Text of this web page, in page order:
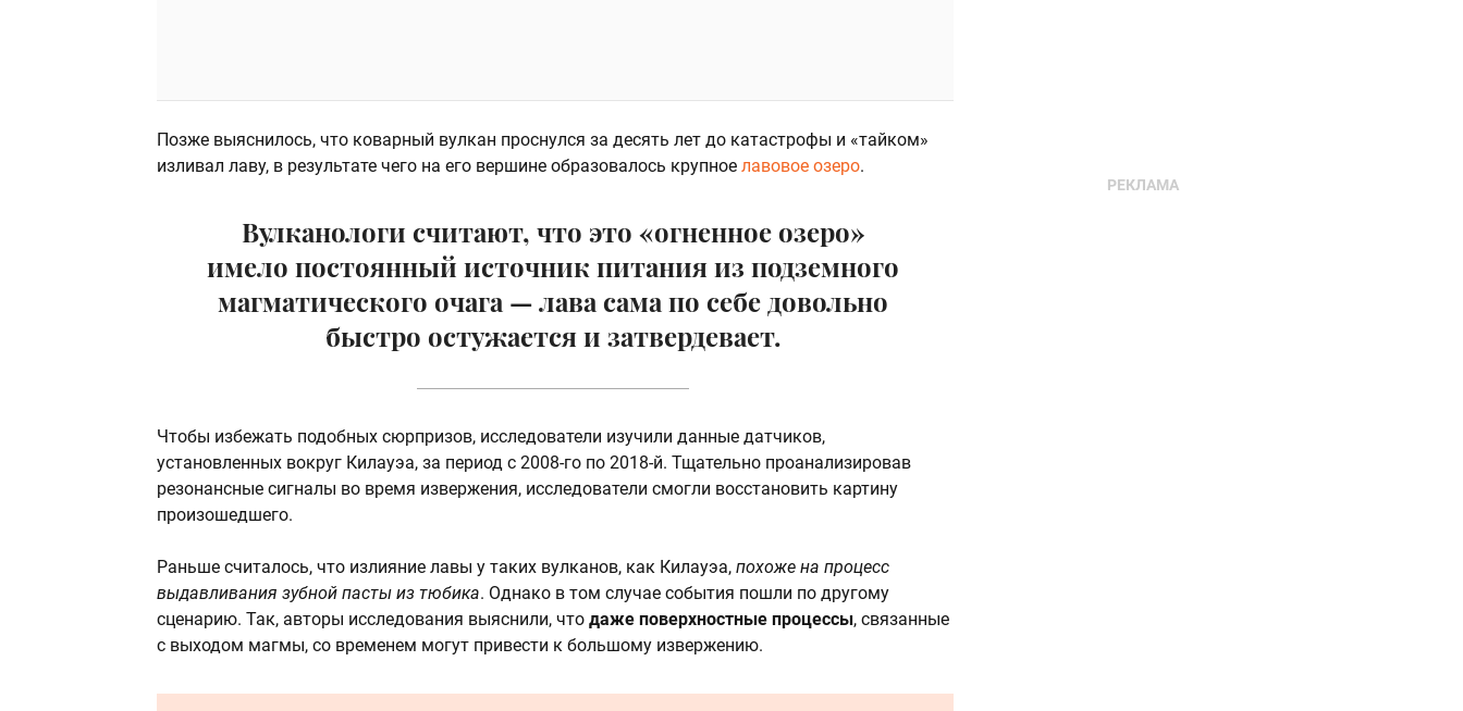
Позже выяснилось, что коварный вулкан проснулся за десять лет до катастрофы и «тайком»
изливал лаву, в результате чего на его вершине образовалось крупное лавовое озеро.
Вулканологи считают, что это «огненное озеро»
имело постоянный источник питания из подземного
магматического очага — лава сама по себе довольно
быстро остужается и затвердевает.
Чтобы избежать подобных сюрпризов, исследователи изучили данные датчиков,
установленных вокруг Килауэа, за период с 2008-го по 2018-й. Тщательно проанализировав
резонансные сигналы во время извержения, исследователи смогли восстановить картину
произошедшего.
Раньше считалось, что излияние лавы у таких вулканов, как Килауэа, похоже на процесс
выдавливания зубной пасты из тюбика. Однако в том случае события пошли по другому
сценарию. Так, авторы исследования выяснили, что даже поверхностные процессы, связанные
с выходом магмы, со временем могут привести к большому извержению.